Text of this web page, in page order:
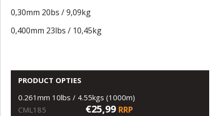
0,30mm 20bs / 9,09kg
0,400mm 23lbs / 10,45kg
PRODUCT OPTIES
0.261mm 10lbs / 4.55kgs (1000m)
CML185
€25,99 RRP